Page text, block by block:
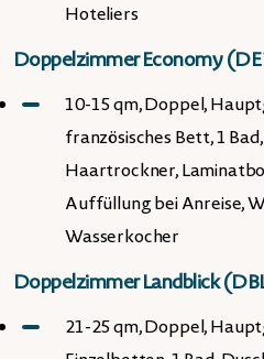
Hoteliers
Doppelzimmer Economy
10-15 qm, Doppel,
französisches Bett, 1
Haartrockner,
Auffüllung bei Anreise,
Wasserkocher
Doppelzimmer Landblick
21-25 qm, Doppel,